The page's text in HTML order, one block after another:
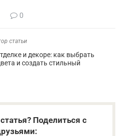
0
статьи
и декоре: как выбрать
и создать стильный
Поделиться с